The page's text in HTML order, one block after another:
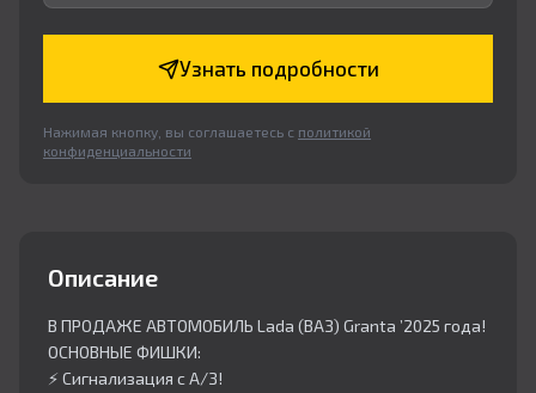
Узнать подробности
Нажимая кнопку, вы соглашаетесь с политикой
конфиденциальности
Описание
В ПРОДАЖЕ АВТОМОБИЛЬ Lada (ВАЗ) Granta ’2025 года!
ОСНОВНЫЕ ФИШКИ:
⚡️ Сигнализация с А/З!